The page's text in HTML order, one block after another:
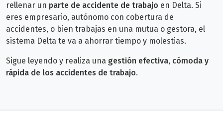
rellenar un parte de accidente de trabajo en Delta. Si
eres empresario, autónomo con cobertura de
accidentes, o bien trabajas en una mutua o gestora, el
sistema Delta te va a ahorrar tiempo y molestias.
Sigue leyendo y realiza una gestión efectiva, cómoda y
rápida de los accidentes de trabajo.